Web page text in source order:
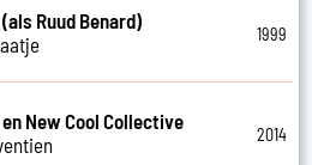
Ruud Benard)
1999
New Cool Collective
2014